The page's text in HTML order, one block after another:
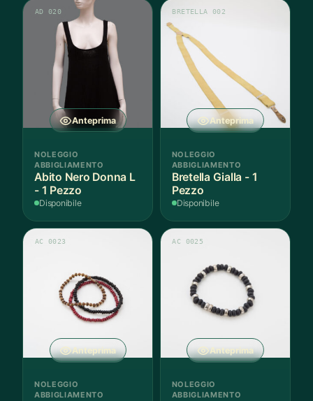
Anteprima
AD 020
NOLEGGIO
ABBIGLIAMENTO
Abito Nero Donna L
- 1 Pezzo
Disponibile
Anteprima
BRETELLA 002
NOLEGGIO
ABBIGLIAMENTO
Bretella Gialla - 1
Pezzo
Disponibile
Anteprima
AC 0023
NOLEGGIO
ABBIGLIAMENTO
Anteprima
AC 0025
NOLEGGIO
ABBIGLIAMENTO